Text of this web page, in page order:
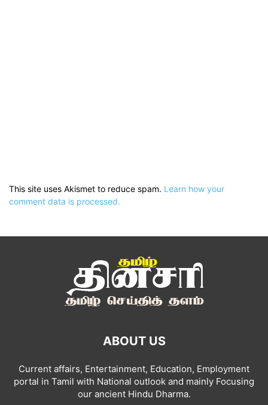
This site uses Akismet to reduce spam. Learn how your
comment data is processed.
ABOUT US
Current affairs, Entertainment, Education, Employment
portal in Tamil with National outlook and mainly Focusing
our ancient Hindu Dharma.